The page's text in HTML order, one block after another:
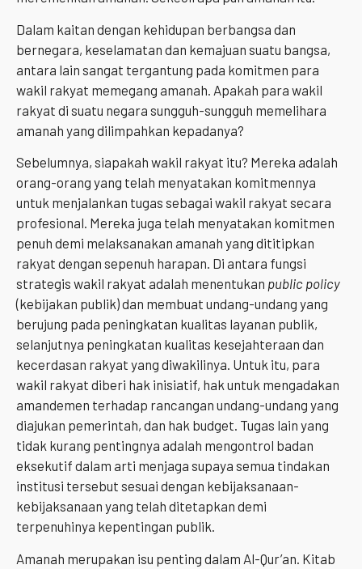
Dalam kaitan dengan kehidupan berbangsa dan
bernegara, keselamatan dan kemajuan suatu bangsa,
antara lain sangat tergantung pada komitmen para
wakil rakyat memegang amanah. Apakah para wakil
rakyat di suatu negara sungguh-sungguh memelihara
amanah yang dilimpahkan kepadanya?
Sebelumnya, siapakah wakil rakyat itu? Mereka adalah
orang-orang yang telah menyatakan komitmennya
untuk menjalankan tugas sebagai wakil rakyat secara
profesional. Mereka juga telah menyatakan komitmen
penuh demi melaksanakan amanah yang dititipkan
rakyat dengan sepenuh harapan. Di antara fungsi
strategis wakil rakyat adalah menentukan public policy
(kebijakan publik) dan membuat undang-undang yang
berujung pada peningkatan kualitas layanan publik,
selanjutnya peningkatan kualitas kesejahteraan dan
kecerdasan rakyat yang diwakilinya. Untuk itu, para
wakil rakyat diberi hak inisiatif, hak untuk mengadakan
amandemen terhadap rancangan undang-undang yang
diajukan pemerintah, dan hak budget. Tugas lain yang
tidak kurang pentingnya adalah mengontrol badan
eksekutif dalam arti menjaga supaya semua tindakan
institusi tersebut sesuai dengan kebijaksanaan-
kebijaksanaan yang telah ditetapkan demi
terpenuhinya kepentingan publik.
Amanah merupakan isu penting dalam Al-Qur’an. Kitab